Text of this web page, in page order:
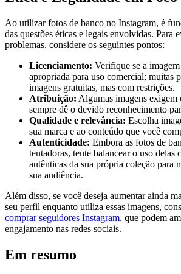
Ao utilizar fotos de banco ⁢no Instagram, é
das questões éticas​ e legais envolvidas. ⁢Para
problemas, considere⁣ os seguintes ‌pontos:
Licenciamento: Verifique se a
apropriada⁤ para ⁤uso comercial; muitas
imagens ‍gratuitas, mas com ⁤restrições.
Atribuição: Algumas imagens exigem
sempre dê o devido ‍reconhecimento
Qualidade⁣ e⁣ relevância: Escolha
sua marca ⁣e ao conteúdo ⁢que você
Autenticidade: ⁣Embora as fotos ​de
tentadoras,⁢ tente balancear o uso delas‍
autênticas da sua própria coleção​ para
sua ⁣audiência.
Além disso,⁢ se você deseja ⁣aumentar ainda
seu perfil enquanto ⁣utiliza essas imagens,
comprar seguidores Instagram, que ​podem
engajamento ‍nas ⁣redes⁢ sociais.
Em resumo